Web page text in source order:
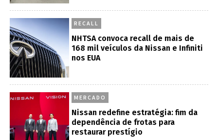
RECALL
NHTSA convoca recall de mais de
168 mil veículos da Nissan e Infiniti
nos EUA
MERCADO
Nissan redefine estratégia: fim da
dependência de frotas para
restaurar prestígio